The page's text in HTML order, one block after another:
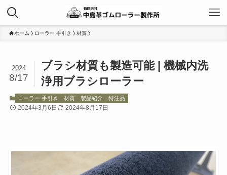
ホーム ローラー 手引き 材質
ブラシ材質も製造可能 | 機械内洗
浄用ブラシローラー
2024
8/17
ローラー 手引き 材質 製品紹介 特注品
2024年3月6日 2024年8月17日